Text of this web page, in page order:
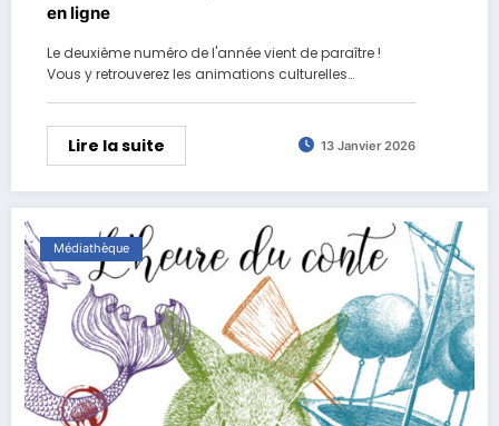
en ligne
Le deuxième numéro de l'année vient de paraître !
Vous y retrouverez les animations culturelles…
Lire la suite 13 Janvier 2026
Médiathèque